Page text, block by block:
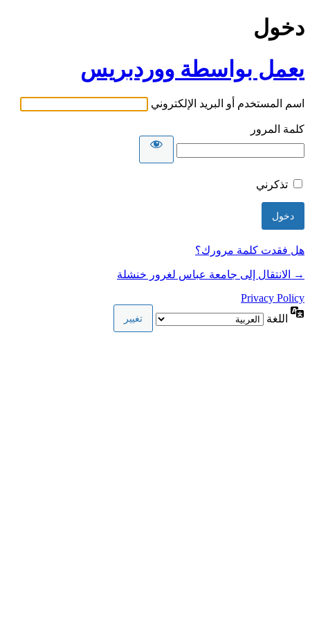
دخول
يعمل بواسطة ووردبريس
اسم المستخدم أو البريد الإلكتروني
كلمة المرور
تذكرني
هل فقدت كلمة مرورك؟
→ الانتقال إلى جامعة عباس لغرور خنشلة
Privacy Policy
اللغة